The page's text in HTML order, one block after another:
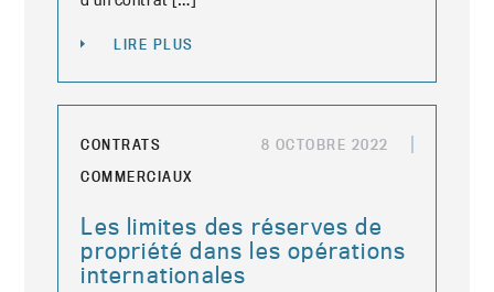
LIRE PLUS
CONTRATS
COMMERCIAUX
8 OCTOBRE 2022
Les limites des réserves de
propriété dans les opérations
internationales